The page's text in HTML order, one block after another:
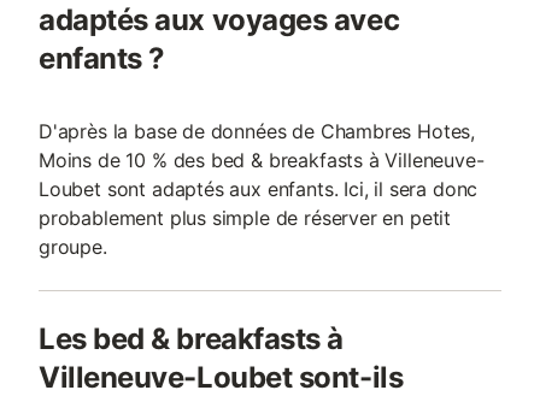
adaptés aux voyages avec
enfants ?
D'après la base de données de Chambres Hotes,
Moins de 10 % des bed & breakfasts à Villeneuve-
Loubet sont adaptés aux enfants. Ici, il sera donc
probablement plus simple de réserver en petit
groupe.
Les bed & breakfasts à
Villeneuve-Loubet sont-ils